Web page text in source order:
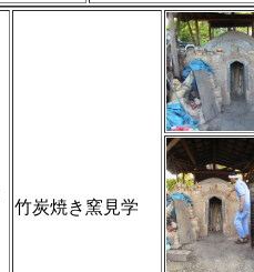
竹炭焼き窯見学